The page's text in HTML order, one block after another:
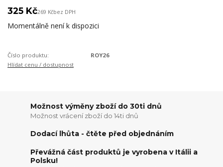
325 Kč269 Kčbez DPH
Momentálně není k dispozici
Číslo produktu:
ROY26
Hlídat cenu / dostupnost
Možnost výměny zboží do 30ti dnů
Možnost vrácení zboží do 14ti dnů
Dodací lhůta - čtěte před objednáním
Převážná část produktů je vyrobena v Itálii a
Polsku!